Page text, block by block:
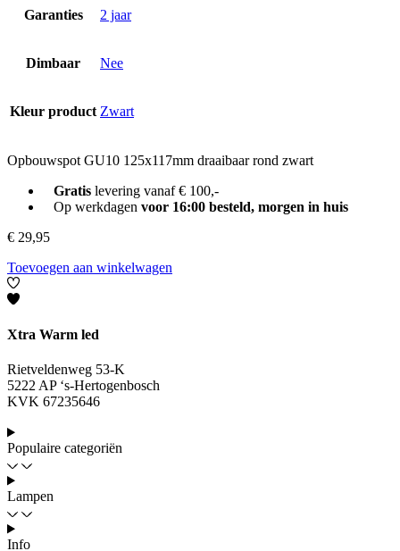
Garanties 2 jaar
Dimbaar Nee
Kleur product Zwart
Opbouwspot GU10 125x117mm draaibaar rond zwart
Gratislevering vanaf € 100,-
Op werkdagen voor 16:00 besteld, morgen in huis
€ 29,95
Toevoegen aan winkelwagen
Xtra Warm led
Rietveldenweg 53-K
5222 AP ‘s-Hertogenbosch
KVK 67235646
Populaire categoriën
Lampen
Info